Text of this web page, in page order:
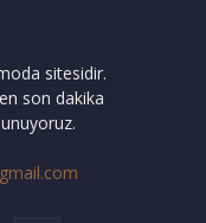
sitesidir.
son dakika